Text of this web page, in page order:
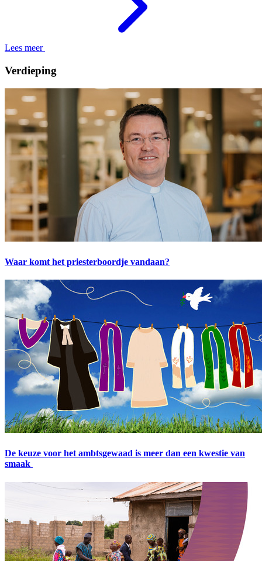
Lees meer
Verdieping
Waar komt het priesterboordje vandaan?
De keuze voor het ambtsgewaad is meer dan een kwestie van
smaak